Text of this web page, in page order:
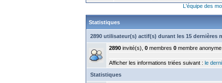
L'équipe des
Statistiques
2890 utilisateur(s) actif(s) durant les 15 dernières
2890 invité(s), 0 membres 0 membre anonyme
Afficher les informations triées suivant : le
Statistiques